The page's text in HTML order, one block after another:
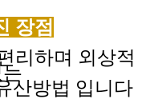
장점
리하며 외상적
산방법 입니다